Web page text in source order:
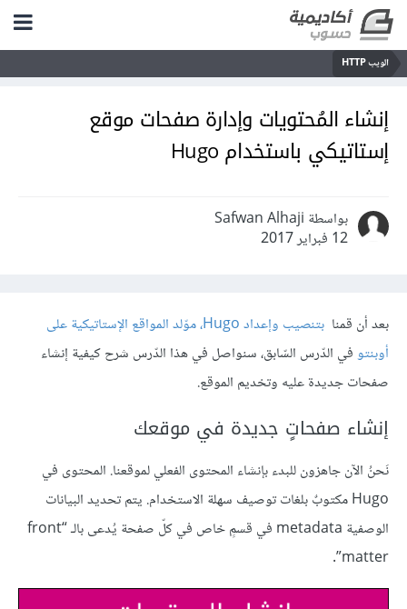
الويب HTTP
إنشاء المُحتويات وإدارة صفحات موقع
إستاتيكي باستخدام Hugo
بواسطة Safwan Alhaji
12 فبراير 2017
بعد أن قمنا
بتنصيب وإعداد Hugo، موّلد المواقع الإستاتيكية على
أوبنتوفي الدّرس السّابق، سنواصل في هذا الدّرس شرح كيفية إنشاء
صفحات جديدة عليه وتخديم الموقع.
إنشاء صفحاتٍ جديدة في موقعك
نَحنُ الآن جاهزون للبدء بإنشاء المحتوى الفعلي لموقعنا. المحتوى في
Hugo مكتوبٌ بلغات توصيف سهلة الاستخدام. يتم تحديد البيانات
الوصفية metadata في قسمٍ خاص في كلّ صفحة يُدعى بالـ “front
matter”.